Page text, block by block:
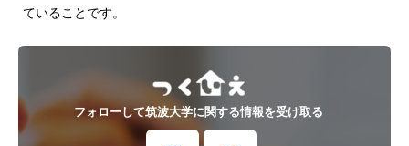
ていることです。
フォローして筑波大学に関する情報を受け取る